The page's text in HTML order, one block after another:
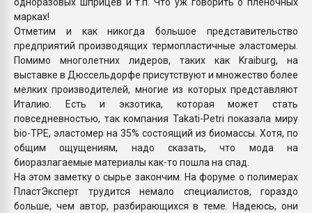
марках!
Отметим и как никогда большое представительство
предприятий производящих термопластичные эластомеры.
Помимо многолетних лидеров, таких как Kraiburg, на
выставке в Дюссельдорфе присутствуют и множество более
мелких производителей, многие из которых представляют
Италию. Есть и экзотика, которая может стать
повседневностью, так компания Takati-Petri показала миру
bio-TPE, эластомер на 35% состоящий из биомассы. Хотя, по
общим ощущениям, надо сказать, что мода на
биоразлагаемые материалы как-то пошла на спад.
На этом заметку о сырье закончим. На форуме о полимерах
ПластЭксперт трудится немало специалистов, гораздо
больше, чем автор, разбирающихся в теме. Надеюсь, они